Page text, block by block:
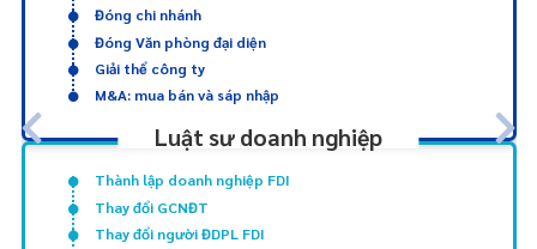
Đóng chi nhánh
Đóng Văn phòng đại diện
Giải thể công ty
M&A: mua bán và sáp nhập
Luật sư doanh nghiệp
Thành lập doanh nghiệp FDI
Thay đổi GCNĐT
Thay đổi người ĐDPL FDI